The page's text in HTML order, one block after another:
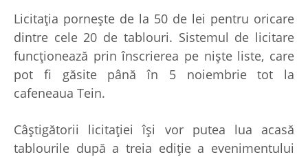
Licitația pornește de la 50 de lei pentru oricare
dintre cele 20 de tablouri. Sistemul de licitare
funcționează prin înscrierea pe niște liste, care
pot fi găsite până în 5 noiembrie tot la
cafeneaua Tein.
Câștigătorii licitației își vor putea lua acasă
tablourile după a treia ediție a evenimentului